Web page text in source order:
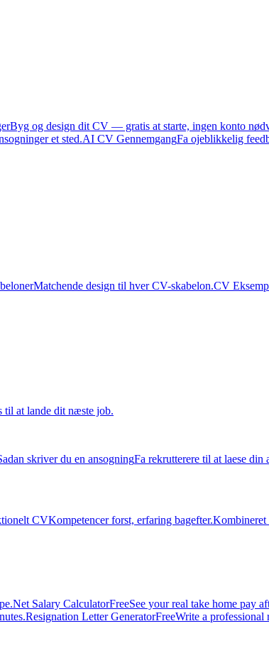
Byg og design dit CV — gratis at starte, ingen konto
et sted.AI CV GennemgangFa ojeblikkelig
Matchende design til hver CV-skabelon.CV
til at lande dit næste job.
skriver du en ansogningFa rekrutterere til at laese din
CVKompetencer forst, erfaring bagefter.
Net Salary CalculatorFreeSee your real take home pay
Resignation Letter GeneratorFreeWrite a professional